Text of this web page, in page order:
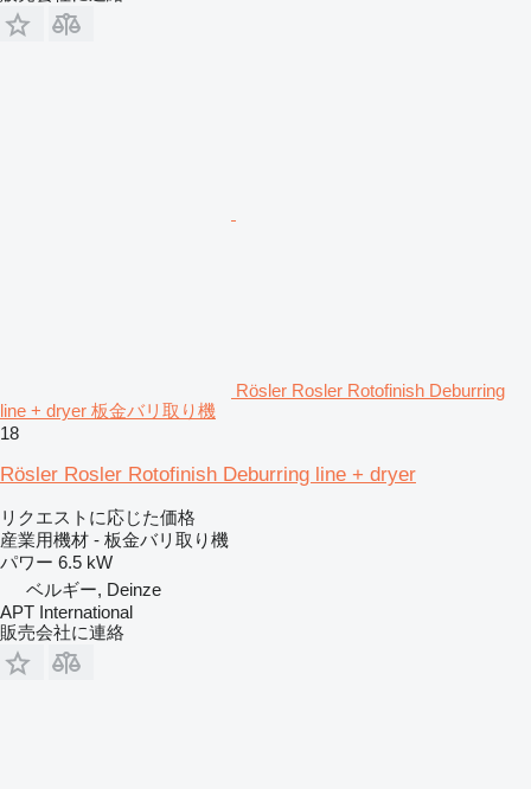
Rösler Rosler Rotofinish Deburring
line + dryer 板金バリ取り機
18
Rösler Rosler Rotofinish Deburring line + dryer
リクエストに応じた価格
産業用機材 - 板金バリ取り機
パワー 6.5 kW
ベルギー, Deinze
APT International
販売会社に連絡